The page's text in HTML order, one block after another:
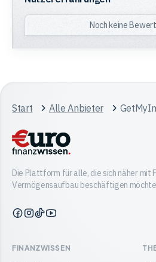
Rohstoffe
Finanzen
Noch keine
Start Alle Anbieter
Die Plattform für alle, die sich näher mit
Vermögensaufbau beschäftigen
Finanzwissen
Facebook
Finanzwissen
Instagram
Finanzwissen
TikTok
Finanzwissen
YouTube
FINANZWISSEN